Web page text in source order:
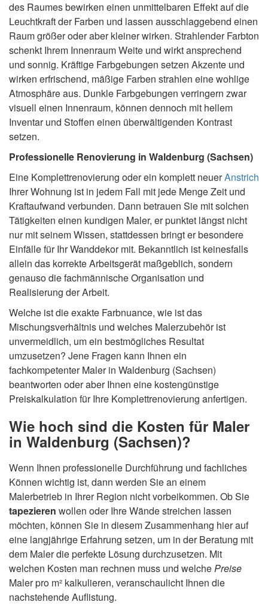
des Raumes bewirken einen unmittelbaren Effekt auf die
Leuchtkraft der Farben und lassen ausschlaggebend einen
Raum größer oder aber kleiner wirken. Strahlender Farbton
schenkt Ihrem Innenraum Weite und wirkt ansprechend
und sonnig. Kräftige Farbgebungen setzen Akzente und
wirken erfrischend, mäßige Farben strahlen eine wohlige
Atmosphäre aus. Dunkle Farbgebungen verringern zwar
visuell einen Innenraum, können dennoch mit hellem
Inventar und Stoffen einen überwältigenden Kontrast
setzen.
Professionelle Renovierung in Waldenburg (Sachsen)
Eine Komplettrenovierung oder ein komplett neuerAnstrich
Ihrer Wohnung ist in jedem Fall mit jede Menge Zeit und
Kraftaufwand verbunden. Dann betrauen Sie mit solchen
Tätigkeiten einen kundigen Maler, er punktet längst nicht
nur mit seinem Wissen, stattdessen bringt er besondere
Einfälle für Ihr Wanddekor mit. Bekanntlich ist keinesfalls
allein das korrekte Arbeitsgerät maßgeblich, sondern
genauso die fachmännische Organisation und
Realisierung der Arbeit.
Welche ist die exakte Farbnuance, wie ist das
Mischungsverhältnis und welches Malerzubehör ist
unvermeidlich, um ein bestmögliches Resultat
umzusetzen? Jene Fragen kann Ihnen ein
fachkompetenter Maler in Waldenburg (Sachsen)
beantworten oder aber Ihnen eine kostengünstige
Preiskalkulation für Ihre Komplettrenovierung anfertigen.
Wie hoch sind die Kosten für Maler
in Waldenburg (Sachsen)?
Wenn Ihnen professionelle Durchführung und fachliches
Können wichtig ist, dann werden Sie an einem
Malerbetrieb in Ihrer Region nicht vorbeikommen. Ob Sie
tapezieren wollen oder Ihre Wände streichen lassen
möchten, können Sie in diesem Zusammenhang hier auf
eine langjährige Erfahrung setzen, um in der Beratung mit
dem Maler die perfekte Lösung durchzusetzen. Mit
welchen Kosten man rechnen muss und welchePreise
Maler pro m² kalkulieren, veranschaulicht Ihnen die
nachstehende Auflistung.